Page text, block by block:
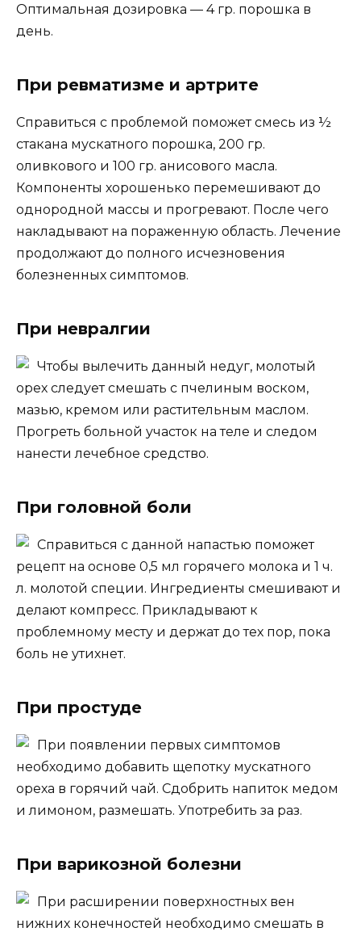
Оптимальная дозировка — 4 гр. порошка в
день.
При ревматизме и артрите
Справиться с проблемой поможет смесь из ½
стакана мускатного порошка, 200 гр.
оливкового и 100 гр. анисового масла.
Компоненты хорошенько перемешивают до
однородной массы и прогревают. После чего
накладывают на пораженную область. Лечение
продолжают до полного исчезновения
болезненных симптомов.
При невралгии
Чтобы вылечить данный недуг, молотый
орех следует смешать с пчелиным воском,
мазью, кремом или растительным маслом.
Прогреть больной участок на теле и следом
нанести лечебное средство.
При головной боли
Справиться с данной напастью поможет
рецепт на основе 0,5 мл горячего молока и 1 ч.
л. молотой специи. Ингредиенты смешивают и
делают компресс. Прикладывают к
проблемному месту и держат до тех пор, пока
боль не утихнет.
При простуде
При появлении первых симптомов
необходимо добавить щепотку мускатного
ореха в горячий чай. Сдобрить напиток медом
и лимоном, размешать. Употребить за раз.
При варикозной болезни
При расширении поверхностных вен
нижних конечностей необходимо смешать в